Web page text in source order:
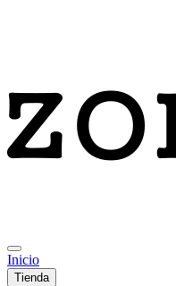
Inicio
Tienda